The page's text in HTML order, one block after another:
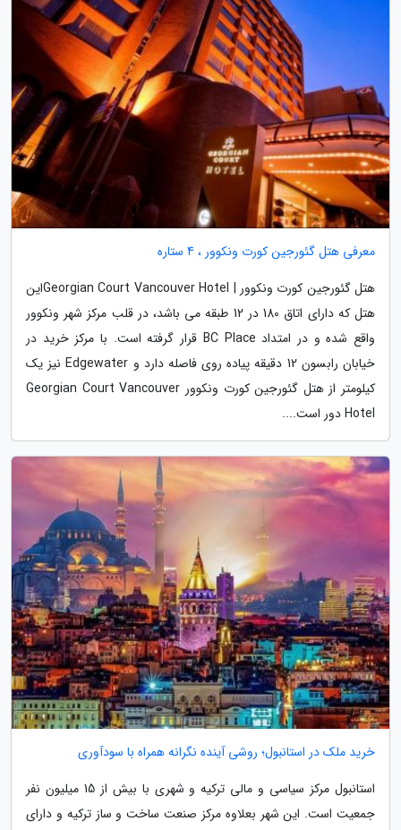
معرفی هتل گئورجین کورت ونکوور ، 4 ستاره
هتل گئورجین کورت ونکوور | Georgian Court Vancouver Hotelاین
هتل که دارای اتاق 180 در 12 طبقه می باشد، در قلب مرکز شهر ونکوور
واقع شده و در امتداد BC Place قرار گرفته است. با مرکز خرید در
خیابان رابسون 12 دقیقه پیاده روی فاصله دارد و Edgewater نیز یک
کیلومتر از هتل گئورجین کورت ونکوور Georgian Court Vancouver
Hotel دور است....
خرید ملک در استانبول؛ روشی آینده نگرانه همراه با سودآوری
استانبول مرکز سیاسی و مالی ترکیه و شهری با بیش از 15 میلیون نفر
جمعیت است. این شهر بعلاوه مرکز صنعت ساخت و ساز ترکیه و دارای